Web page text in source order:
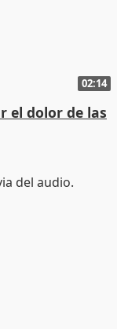
02:14
el dolor de las